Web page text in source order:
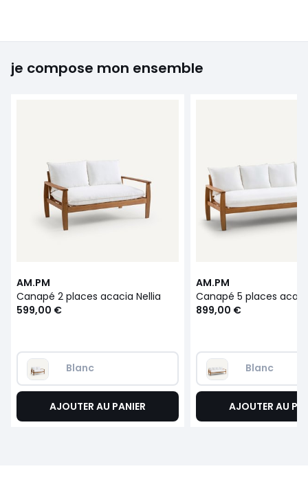
je compose mon ensemble
AM.PM
Canapé 2 places acacia Nellia
599,00 €
Blanc
AJOUTER AU PANIER
AM.PM
Canapé 5 places
899,00 €
Blanc
AJOUTER AU